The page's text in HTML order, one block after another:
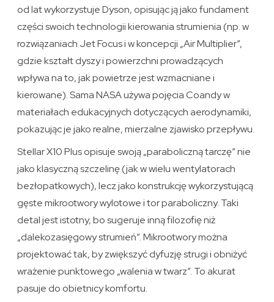
od lat wykorzystuje Dyson, opisując ją jako fundament
części swoich technologii kierowania strumienia (np. w
rozwiązaniach Jet Focus i w koncepcji „Air Multiplier”,
gdzie kształt dyszy i powierzchni prowadzących
wpływa na to, jak powietrze jest wzmacniane i
kierowane). Sama NASA używa pojęcia Coandy w
materiałach edukacyjnych dotyczących aerodynamiki,
pokazując je jako realne, mierzalne zjawisko przepływu.
Stellar X10 Plus opisuje swoją „paraboliczną tarczę” nie
jako klasyczną szczelinę (jak w wielu wentylatorach
bezłopatkowych), lecz jako konstrukcję wykorzystującą
gęste mikrootwory wylotowe i tor paraboliczny. Taki
detal jest istotny, bo sugeruje inną filozofię niż
„dalekozasięgowy strumień”. Mikrootwory można
projektować tak, by zwiększyć dyfuzję strugi i obniżyć
wrażenie punktowego „walenia w twarz”. To akurat
pasuje do obietnicy komfortu.